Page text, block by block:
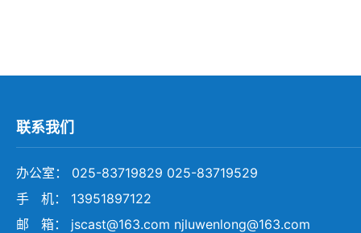
联系我们
办公室： 025-83719829 025-83719529
手 机： 13951897122
邮 箱： jscast@163.com njluwenlong@163.com